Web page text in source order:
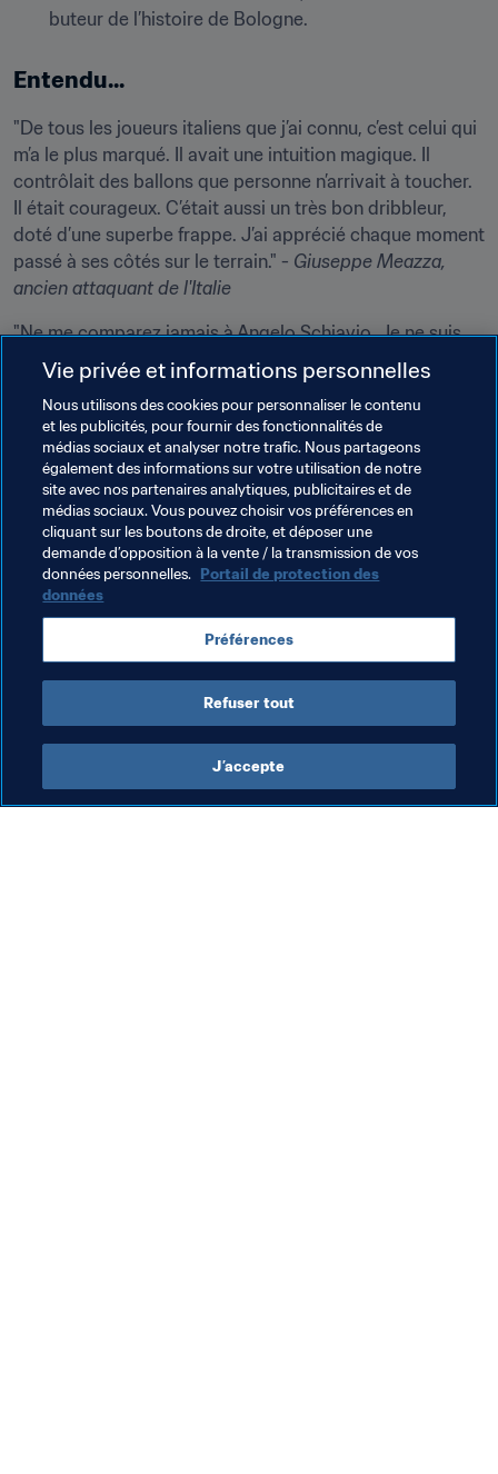
buteur de l’histoire de Bologne.
Entendu...
"De tous les joueurs italiens que j’ai connu, c’est celui qui
m’a le plus marqué. Il avait une intuition magique. Il
contrôlait des ballons que personne n’arrivait à toucher.
Il était courageux. C’était aussi un très bon dribbleur,
doté d’une superbe frappe. J’ai apprécié chaque moment
passé à ses côtés sur le terrain." - Giuseppe Meazza,
ancien attaquant de l'Italie
"Ne me comparez jamais à Angelo Schiavio. Je ne suis
même pas digne de cirer ses chaussures." -
Giacomo
Bulgarelli
ancien milieu de terrain de l'Italie
"Schiavio était une énigme que personne n’a jamais
résolue. Ses dribbles, ses intuitions, ses tirs instantanés,
sa capacité à trouver ses partenaires ou à dézoner... il
était unique en son genre." - Ettore Berra, ancien
footballeur et journaliste
Thèmes en lien
Italy
Vie privée et informations personnelles
Nous utilisons des cookies pour personnaliser le contenu
et les publicités, pour fournir des fonctionnalités de
médias sociaux et analyser notre trafic. Nous partageons
également des informations sur votre utilisation de notre
site avec nos partenaires analytiques, publicitaires et de
médias sociaux. Vous pouvez choisir vos préférences en
cliquant sur les boutons de droite, et déposer une
demande d’opposition à la vente / la transmission de vos
données personnelles. Portail de protection des
données
Préférences
Refuser tout
J’accepte